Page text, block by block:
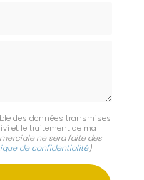
des données transmises
et le traitement de ma
ne sera faite des
de confidentialité)